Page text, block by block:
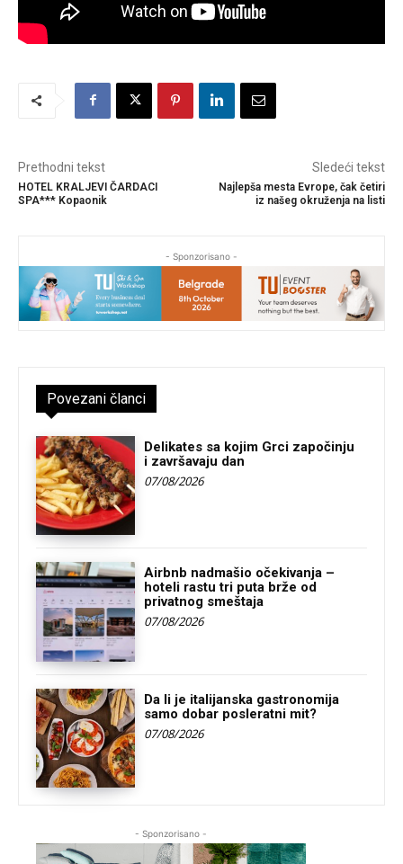
Prethodni tekst
HOTEL KRALJEVI ČARDACI
SPA*** Kopaonik
Sledeći tekst
Najlepša mesta Evrope, čak četiri
iz našeg okruženja na listi
- Sponzorisano -
Povezani članci
Delikates sa kojim Grci započinju
i završavaju dan
07/08/2026
Airbnb nadmašio očekivanja –
hoteli rastu tri puta brže od
privatnog smeštaja
07/08/2026
Da li je italijanska gastronomija
samo dobar posleratni mit?
07/08/2026
- Sponzorisano -